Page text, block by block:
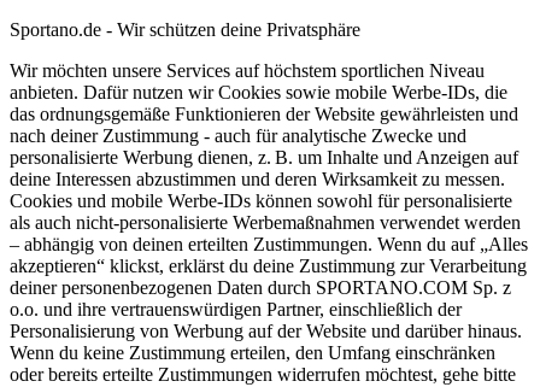
Sportano.de - Wir schützen deine Privatsphäre
Wir möchten unsere Services auf höchstem sportlichen Niveau
anbieten. Dafür nutzen wir Cookies sowie mobile Werbe-IDs, die
das ordnungsgemäße Funktionieren der Website gewährleisten und
nach deiner Zustimmung - auch für analytische Zwecke und
personalisierte Werbung dienen, z. B. um Inhalte und Anzeigen auf
deine Interessen abzustimmen und deren Wirksamkeit zu messen.
Cookies und mobile Werbe-IDs können sowohl für personalisierte
als auch nicht-personalisierte Werbemaßnahmen verwendet werden
– abhängig von deinen erteilten Zustimmungen. Wenn du auf „Alles
akzeptieren“ klickst, erklärst du deine Zustimmung zur Verarbeitung
deiner personenbezogenen Daten durch SPORTANO.COM Sp. z
o.o. und ihre vertrauenswürdigen Partner, einschließlich der
Personalisierung von Werbung auf der Website und darüber hinaus.
Wenn du keine Zustimmung erteilen, den Umfang einschränken
oder bereits erteilte Zustimmungen widerrufen möchtest, gehe bitte